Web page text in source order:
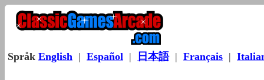
Språk English | Español | 日本語| Français |